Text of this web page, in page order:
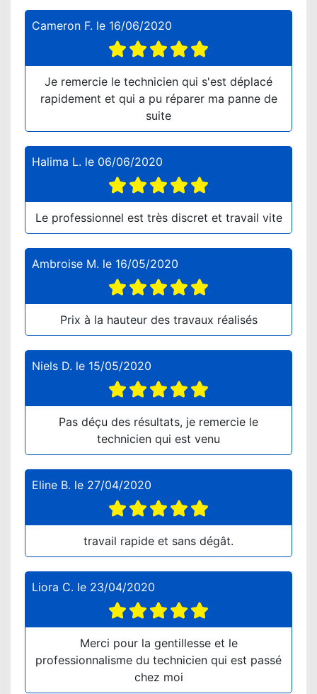
Cameron F. le 16/06/2020
Je remercie le technicien qui s'est déplacé
rapidement et qui a pu réparer ma panne de
suite
Halima L. le 06/06/2020
Le professionnel est très discret et travail vite
Ambroise M. le 16/05/2020
Prix à la hauteur des travaux réalisés
Niels D. le 15/05/2020
Pas déçu des résultats, je remercie le
technicien qui est venu
Eline B. le 27/04/2020
travail rapide et sans dégât.
Liora C. le 23/04/2020
Merci pour la gentillesse et le
professionnalisme du technicien qui est passé
chez moi